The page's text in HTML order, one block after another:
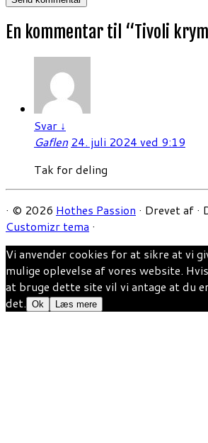
En kommentar til “Tivoli
Svar ↓
Gaflen 24. juli 2024 ved 9:19
Tak for deling
· © 2026 Hothes Passion · Drevet af ·
Customizr tema ·
Vi anvender cookies for at sikre at vi
mulige oplevelse af vores website.
at bruge dette site vil vi antage at du
det. Ok Læs mere